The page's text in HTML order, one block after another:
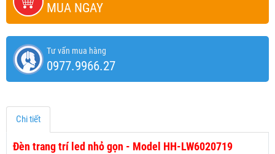
MUA NGAY
Tư vấn mua hàng
0977.9966.27
Chi tiết
Đèn trang trí led nhỏ gọn - Model HH-LW6020719